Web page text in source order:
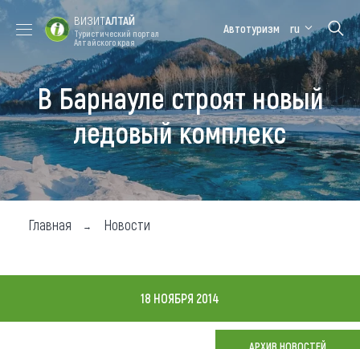
Форум VISIT
ALTAI
Цветение
маральника
Медицинский
форум
Алтайская
зимовка
Туры
Где побывать
Где поесть
Карта
ВИЗИТАЛТАЙ
Туристический портал
Алтайского края
Автотуризм ru
В Барнауле строят новый
ледовый комплекс
Главная Новости
18 НОЯБРЯ 2014
АРХИВ НОВОСТЕЙ